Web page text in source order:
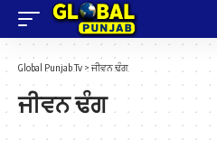
Global Punjab Tv > ਜੀਵਨ ਢੰਗ
ਜੀਵਨ ਢੰਗ